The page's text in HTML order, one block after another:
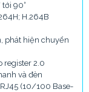
tới 90°
H.264B
phát hiện chuyển
register 2.0
và đèn
(10/100 Base-